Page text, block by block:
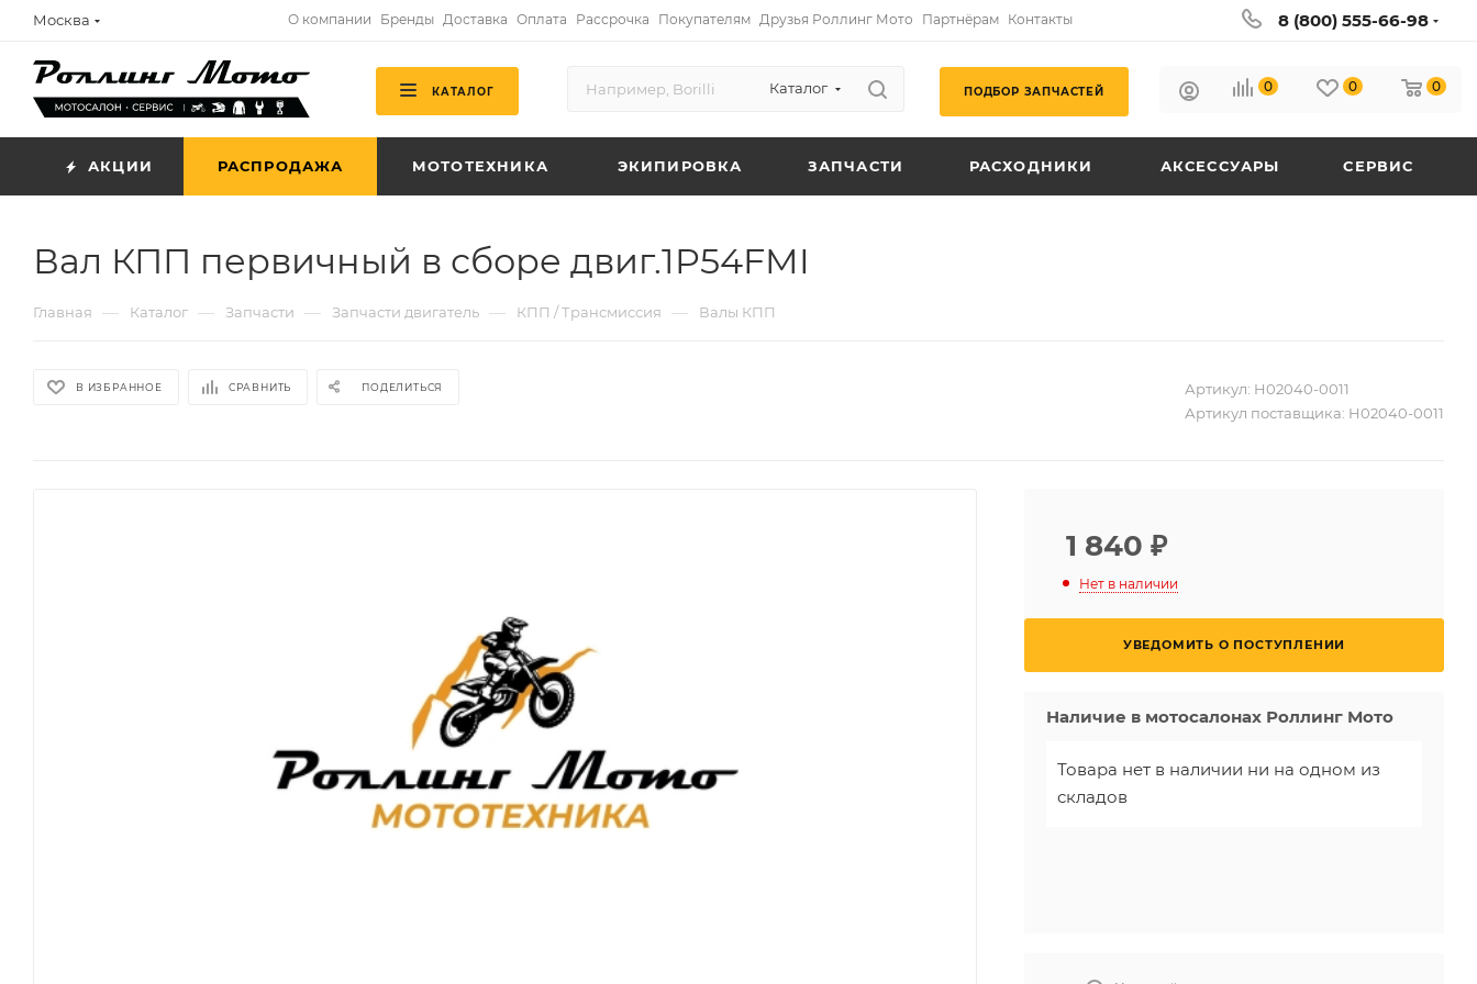
Москва О компании Бренды Доставка Оплата Рассрочка Покупателям Друзья Роллинг Мото Партнёрам Контакты 8 (800) 555-66-98
КАТАЛОГ Каталог ПОДБОР ЗАПЧАСТЕЙ 0 0 0
АКЦИИ РАСПРОДАЖА МОТОТЕХНИКА ЭКИПИРОВКА ЗАПЧАСТИ РАСХОДНИКИ АКСЕССУАРЫ СЕРВИС
Вал КПП первичный в сборе двиг.1P54FMI
Главная — Каталог — Запчасти — Запчасти двигатель — КПП / Трансмиссия — Валы КПП
В ИЗБРАННОЕ СРАВНИТЬ ПОДЕЛИТЬСЯ Артикул: H02040-0011
Артикул поставщика: H02040-0011
1 840 ₽
Нет в наличии
УВЕДОМИТЬ О ПОСТУПЛЕНИИ
Наличие в мотосалонах Роллинг Мото
Товара нет в наличии ни на одном из
складов